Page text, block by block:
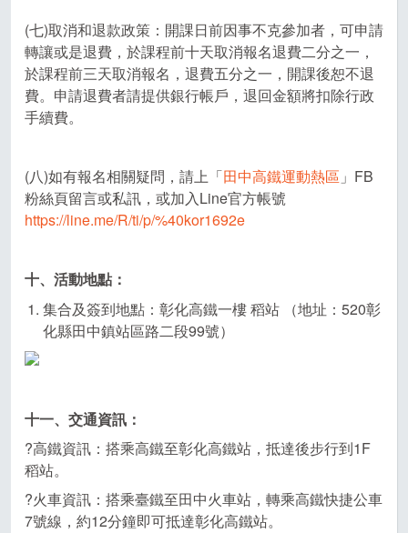
(七)取消和退款政策：開課日前因事不克參加者，可申請
轉讓或是退費，於課程前十天取消報名退費二分之一，
於課程前三天取消報名，退費五分之一，開課後恕不退
費。申請退費者請提供銀行帳戶，退回金額將扣除行政
手續費。
(八)如有報名相關疑問，請上「田中高鐵運動熱區 」FB
粉絲頁留言或私訊，或加入Line官方帳號
https://line.me/R/ti/p/%40kor1692e
十、活動地點：
集合及簽到地點：彰化高鐵一樓 稻站 （地址：520彰
化縣田中鎮站區路二段99號）
十一、交通資訊：
?高鐵資訊：搭乘高鐵至彰化高鐵站，抵達後步行到1F
稻站。
?火車資訊：搭乘臺鐵至田中火車站，轉乘高鐵快捷公車
7號線，約12分鐘即可抵達彰化高鐵站。